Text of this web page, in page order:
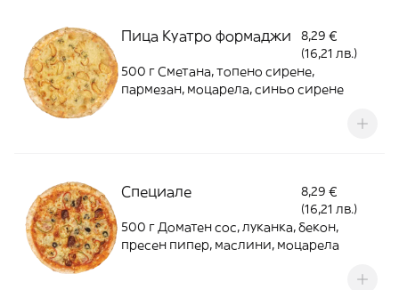
Пица Куатро формаджи
8,29 €
(16,21 лв.)
500 г Сметана, топено сирене,
пармезан, моцарела, синьо сирене
Специале
8,29 €
(16,21 лв.)
500 г Доматен сос, луканка, бекон,
пресен пипер, маслини, моцарела